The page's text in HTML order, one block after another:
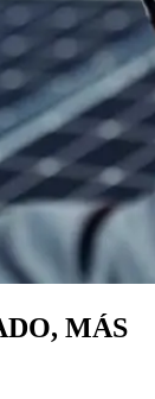
MÁS